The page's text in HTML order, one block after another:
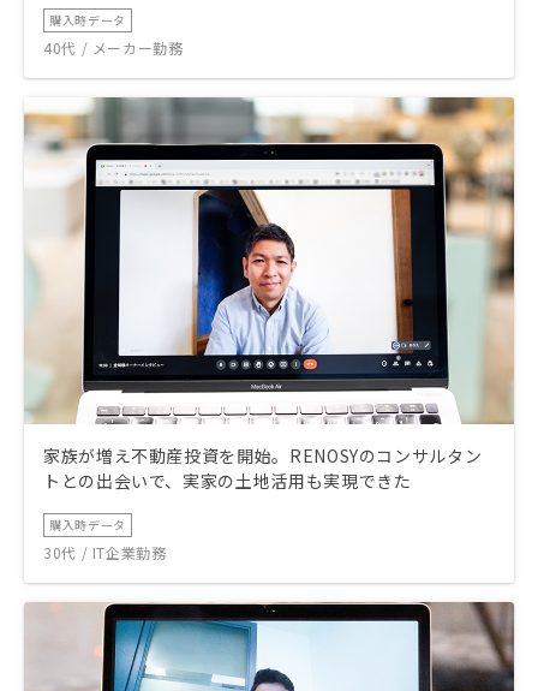
購入時データ
40代 / メーカー勤務
家族が増え不動産投資を開始。RENOSYのコンサルタン
トとの出会いで、実家の土地活用も実現できた
購入時データ
30代 / IT企業勤務